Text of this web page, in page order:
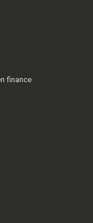
finance